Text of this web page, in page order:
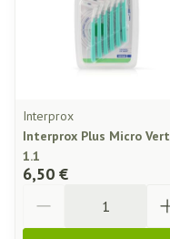
Interprox
Interprox Plus Micro Vert
1.1
6,50 €